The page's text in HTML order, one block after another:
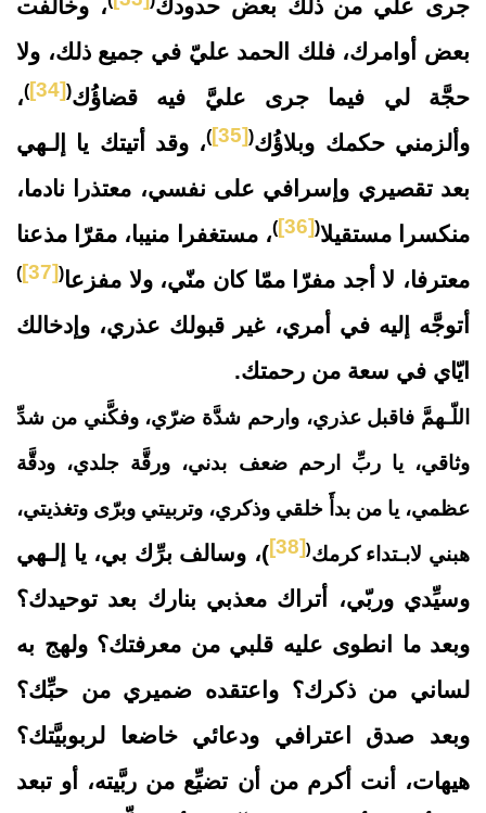
جرى علي من ذلك بعض حدودك
، وخالفت
بعض أوامرك، فلك الحمد عليّ في جميع ذلك، ولا
حجَّة لي فيما جرى عليَّ فيه قضاؤُك(
[34]
)،
وألزمني حكمك وبلاؤُك(
[35]
)، وقد أتيتك يا إلـهي
بعد تقصيري وإسرافي على نفسي، معتذرا نادما،
منكسرا مستقيلا(
[36]
)، مستغفرا منيبا، مقرّا مذعنا
معترفا، لا أجد مفرّا ممّا كان منّي، ولا مفزعا(
[37]
)
أتوجَّه إليه في أمري، غير قبولك عذري، وإدخالك
ايّاي في سعة من رحمتك.
اللّـهمَّ فاقبل عذري، وارحم شدَّة ضرّي، وفكَّني من شدِّ
وثاقي، يا ربِّ ارحم ضعف بدني، ورقَّة جلدي، ودقَّة
عظمي، يا من بدأَ خلقي وذكري، وتربيتي وبرّى وتغذيتي،
هبني لابـتداء كرمك(
[38])، وسالف برِّك بي، يا إلـهي
وسيِّدي وربّي، أتراك معذبي بنارك بعد توحيدك؟
وبعد ما انطوى عليه قلبي من معرفتك؟ ولهج به
لساني من ذكرك؟ واعتقده ضميري من حبِّك؟
وبعد صدق اعترافي ودعائي خاضعا لربوبيَّتك؟
هيهات، أنت أكرم من أن تضيِّع من ربَّيته، أو تبعد